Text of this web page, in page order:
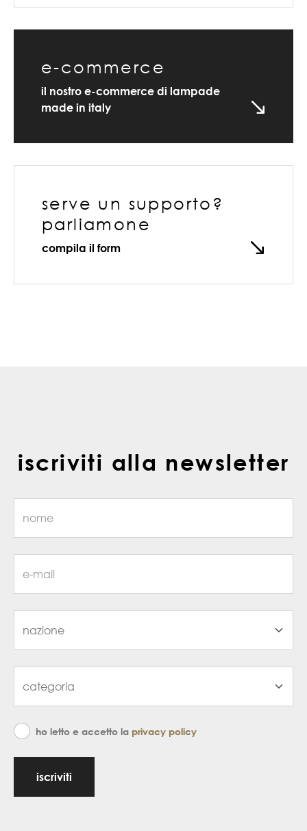
e-commerce
il nostro e-commerce di lampade
made in italy
serve un supporto?
parliamone
compila il form
iscriviti alla newsletter
ho letto e accetto la privacy policy
iscriviti